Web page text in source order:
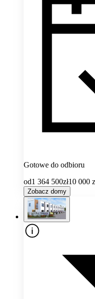
Gotowe do odbioru
od1 364 500zł10 000
Zobacz domy